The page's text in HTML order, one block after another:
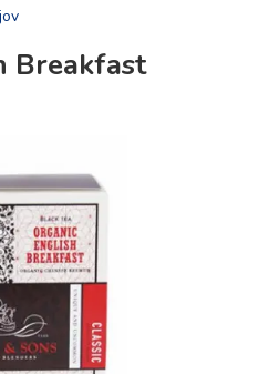
Breakfast